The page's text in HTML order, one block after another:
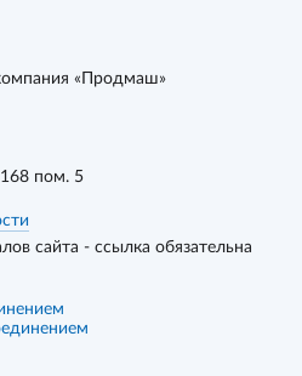
«Продмаш»
пом. 5
сайта - ссылка обязательна